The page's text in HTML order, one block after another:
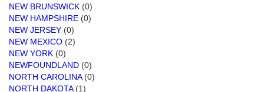
NEW BRUNSWICK (0)
NEW HAMPSHIRE (0)
NEW JERSEY (0)
NEW MEXICO (2)
NEW YORK (0)
NEWFOUNDLAND (0)
NORTH CAROLINA(0)
NORTH DAKOTA(1)